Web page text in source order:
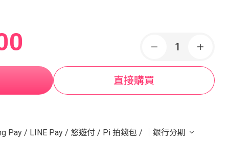
直接購買
Pay / LINE Pay / 悠遊付 / Pi 拍錢包 / ｜銀行分期